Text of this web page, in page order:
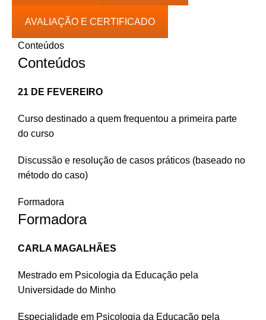
50.00€
AVALIAÇÃO E CERTIFICADO
Conteúdos
Conteúdos
21 DE FEVEREIRO
Curso destinado a quem frequentou a primeira parte
do curso
Discussão e resolução de casos práticos (baseado no
método do caso)
Formadora
Formadora
CARLA MAGALHÃES
Mestrado em Psicologia da Educação pela
Universidade do Minho
Especialidade em Psicologia da Educação pela